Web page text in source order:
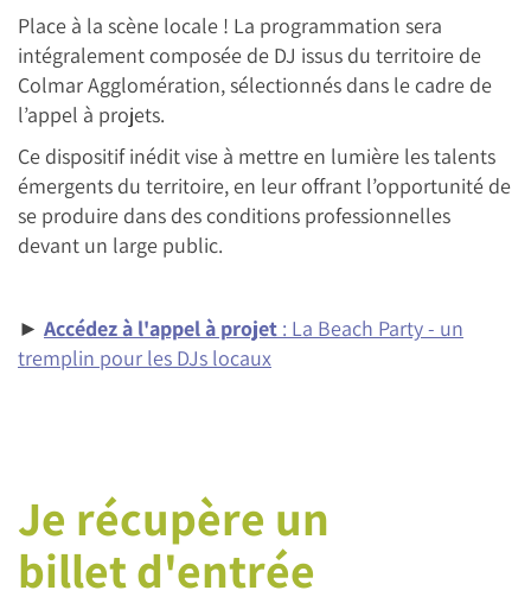
Place à la scène locale ! La programmation sera
intégralement composée de DJ issus du territoire de
Colmar Agglomération, sélectionnés dans le cadre de
l’appel à projets.
Ce dispositif inédit vise à mettre en lumière les talents
émergents du territoire, en leur offrant l’opportunité de
se produire dans des conditions professionnelles
devant un large public.
► Accédez à l'appel à projet : La Beach Party - un
tremplin pour les DJs locaux
Je récupère un
billet d'entrée